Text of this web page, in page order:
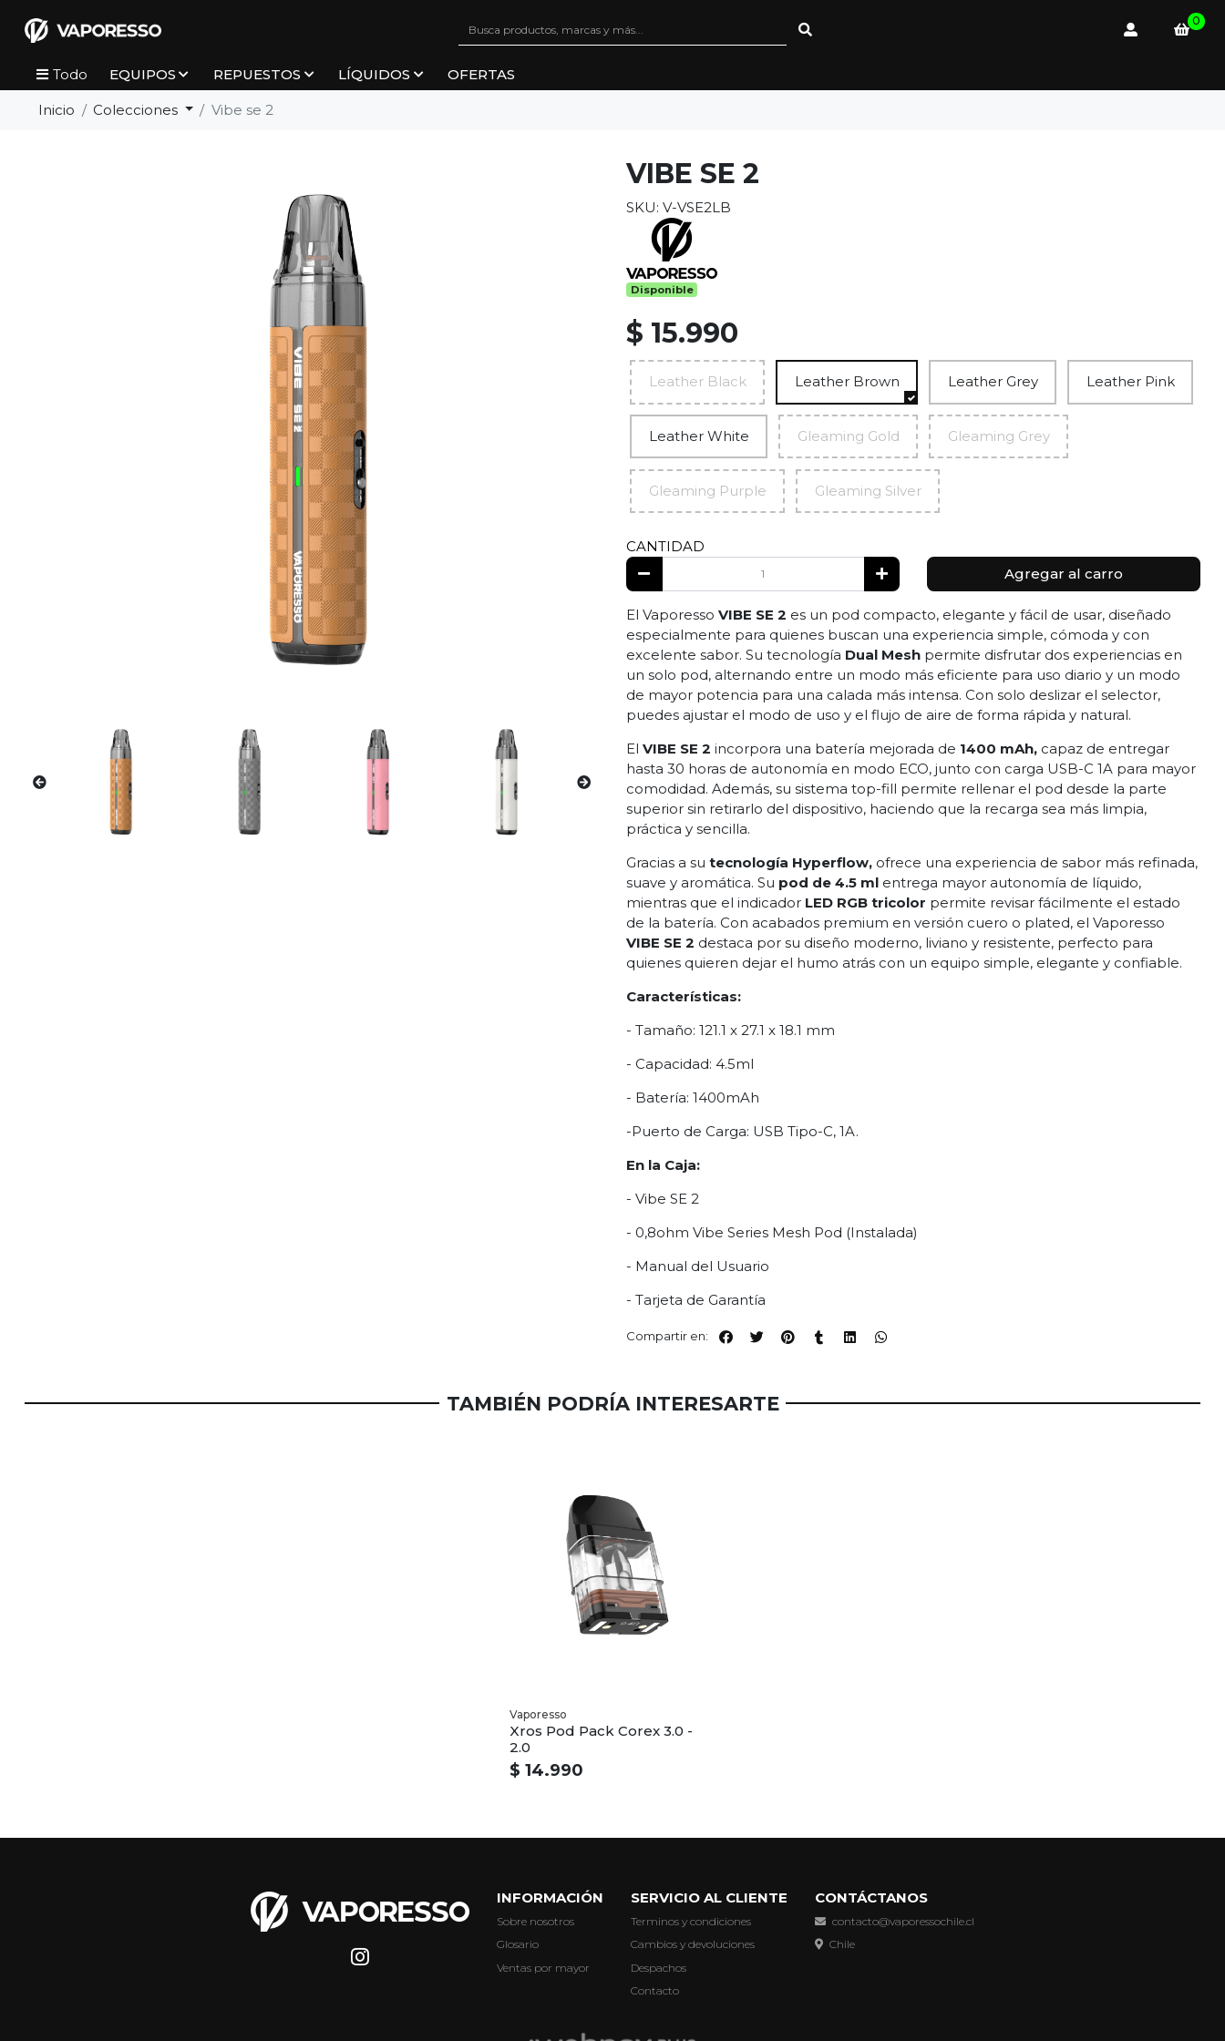
0
Todo EQUIPOS REPUESTOS LÍQUIDOS OFERTAS
Inicio Colecciones Vibe se 2
VIBE SE 2
SKU: V-VSE2LB
Disponible
$ 15.990
Leather Black Leather Brown Leather Grey Leather Pink
Leather White Gleaming Gold Gleaming Grey
Gleaming Purple Gleaming Silver
CANTIDAD
Agregar al carro
El Vaporesso VIBE SE 2 es un pod compacto, elegante y fácil de usar, diseñado
especialmente para quienes buscan una experiencia simple, cómoda y con
excelente sabor. Su tecnología Dual Mesh permite disfrutar dos experiencias en
un solo pod, alternando entre un modo más eficiente para uso diario y un modo
de mayor potencia para una calada más intensa. Con solo deslizar el selector,
puedes ajustar el modo de uso y el flujo de aire de forma rápida y natural.
El VIBE SE 2 incorpora una batería mejorada de 1400 mAh, capaz de entregar
hasta 30 horas de autonomía en modo ECO, junto con carga USB-C 1A para mayor
comodidad. Además, su sistema top-fill permite rellenar el pod desde la parte
superior sin retirarlo del dispositivo, haciendo que la recarga sea más limpia,
práctica y sencilla.
Gracias a su tecnología Hyperflow, ofrece una experiencia de sabor más refinada,
suave y aromática. Su pod de 4.5 ml entrega mayor autonomía de líquido,
mientras que el indicador LED RGB tricolor permite revisar fácilmente el estado
de la batería. Con acabados premium en versión cuero o plated, el Vaporesso
VIBE SE 2 destaca por su diseño moderno, liviano y resistente, perfecto para
quienes quieren dejar el humo atrás con un equipo simple, elegante y confiable.
Características:
- Tamaño: 121.1 x 27.1 x 18.1 mm
- Capacidad: 4.5ml
- Batería: 1400mAh
-Puerto de Carga: USB Tipo-C, 1A.
En la Caja:
- Vibe SE 2
- 0,8ohm Vibe Series Mesh Pod (Instalada)
- Manual del Usuario
- Tarjeta de Garantía
Compartir en:
TAMBIÉN PODRÍA INTERESARTE
Vaporesso
Xros Pod Pack Corex 3.0 -
2.0
$ 14.990
INFORMACIÓN
Sobre nosotros
Glosario
Ventas por mayor
SERVICIO AL CLIENTE
Terminos y condiciones
Cambios y devoluciones
Despachos
Contacto
CONTÁCTANOS
contacto@vaporessochile.cl
Chile